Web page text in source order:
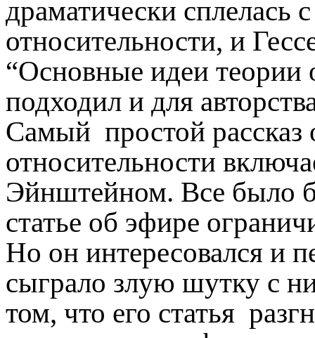
драматически сплелась
относительности, и
“Основные идеи теории
подходил и для
Самый простой рассказ
относительности
Эйнштейном. Все было
статье об эфире
Но он интересовался и
сыграло злую шутку с
том, что его статья